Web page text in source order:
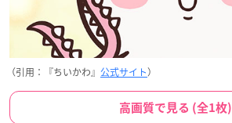
（引用：『ちいかわ』 公式サイト）
高画質で見る (全1枚)